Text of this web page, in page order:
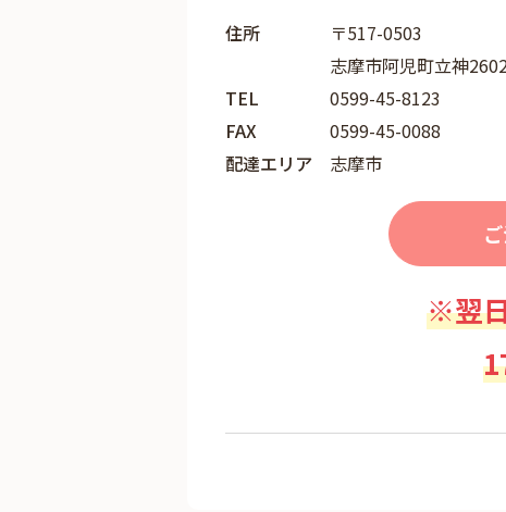
住所
〒517-0503
志摩市阿児町立神
TEL
0599-45-8123
FAX
0599-45-0088
配達エリア
志摩市
※翌